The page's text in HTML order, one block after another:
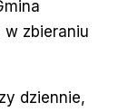
w zbieraniu
dziennie,